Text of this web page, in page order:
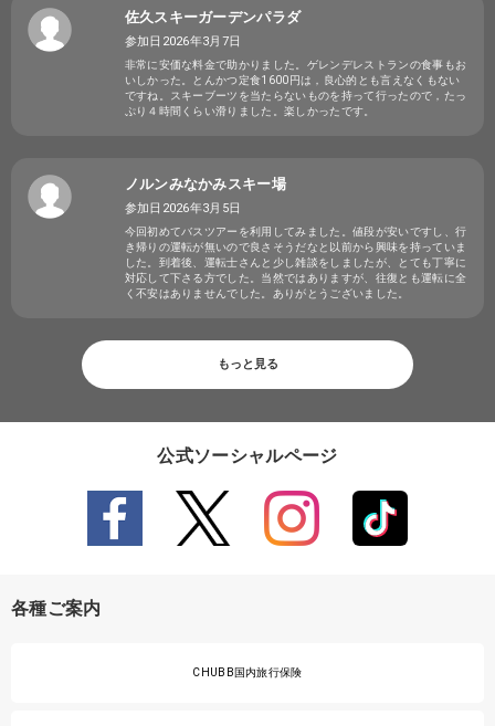
佐久スキーガーデンパラダ
参加日2026年3月7日
非常に安価な料金で助かりました。ゲレンデレストランの食事もお
いしかった。とんかつ定食1600円は，良心的とも言えなくもない
ですね。スキーブーツを当たらないものを持って行ったので，たっ
ぷり４時間くらい滑りました。楽しかったです。
ノルンみなかみスキー場
参加日2026年3月5日
今回初めてバスツアーを利用してみました。値段が安いですし、行
き帰りの運転が無いので良さそうだなと以前から興味を持っていま
した。到着後、運転士さんと少し雑談をしましたが、とても丁寧に
対応して下さる方でした。当然ではありますが、往復とも運転に全
く不安はありませんでした。ありがとうございました。
もっと見る
公式ソーシャルページ
各種ご案内
CHUBB国内旅行保険